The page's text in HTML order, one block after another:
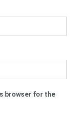
browser for the